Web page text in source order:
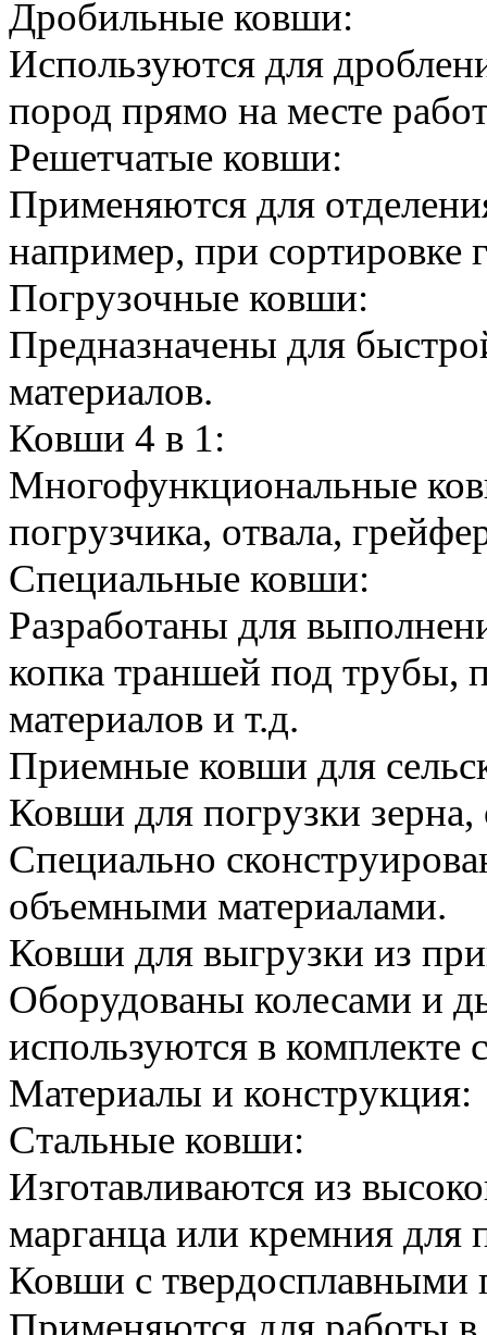
Дробильные ковши:
Используются для
пород прямо на месте
Решетчатые ковши:
Применяются для
например, при сортировке
Погрузочные ковши:
Предназначены для
материалов.
Ковши 4 в 1:
Многофункциональные
погрузчика, отвала,
Специальные ковши:
Разработаны для
копка траншей под трубы,
материалов и т.д.
Приемные ковши для
Ковши для погрузки
Специально
объемными материалами.
Ковши для выгрузки из
Оборудованы колесами и
используются в комплекте
Материалы и конструкция:
Стальные ковши:
Изготавливаются из
марганца или кремния для
Ковши с твердосплавными